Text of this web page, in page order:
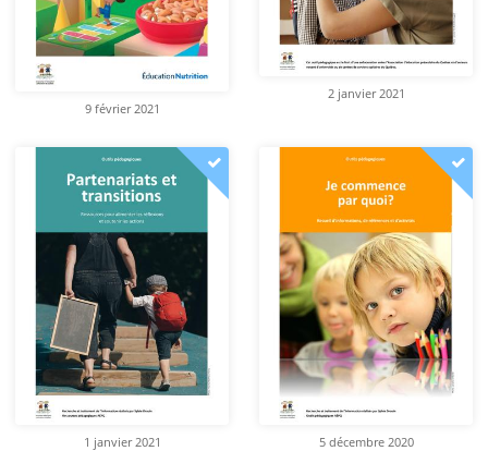
9 février 2021
2 janvier 2021
1 janvier 2021 5 décembre 2020